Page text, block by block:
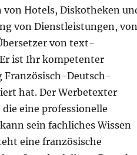
von Hotels, Diskotheken
von Dienstleistungen, von
von text-
ist Ihr kompetenter
Französisch-Deutsch-
hat. Der Werbetexter
eine professionelle
sein fachliches Wissen
eine französische